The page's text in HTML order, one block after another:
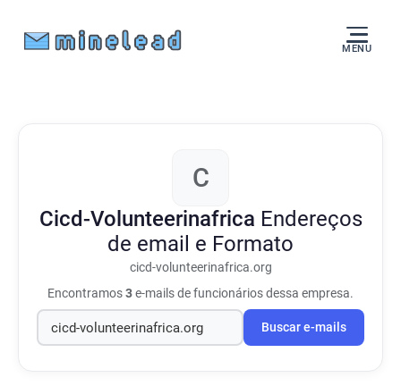
MENU
C
Cicd-Volunteerinafrica Endereços
de email e Formato
cicd-volunteerinafrica.org
Encontramos3e-mails de funcionários dessa empresa.
Buscar e-mails